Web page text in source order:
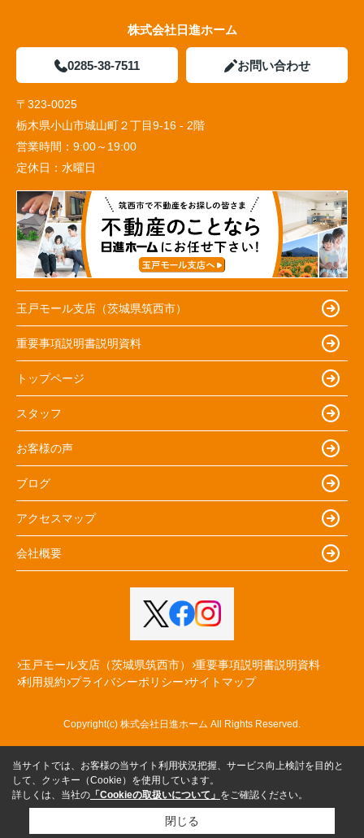
株式会社日進ホーム
0285-38-7511 お問い合わせ
〒323-0025
栃木県小山市城山町２丁目9-16 - 2階
営業時間： 9:00～19:00
定休日： 水曜日
玉戸モール支店（茨城県筑西市）
重要事項説明書説明資料
トップページ
スタッフ
お客様の声
ブログ
アクセスマップ
会社概要
玉戸モール支店（茨城県筑西市）
重要事項説明書説明資料
利用規約 プライバシーポリシー サイトマップ
Copyright(c) 株式会社日進ホーム All Rights Reserved.
当サイトでは、お客様の当サイト利用状況把握、サービス向上検討を目的と
して、クッキー（Cookie）を使用しています。
詳しくは、当社の 「Cookieの取扱いについて」 をご確認ください。
閉じる